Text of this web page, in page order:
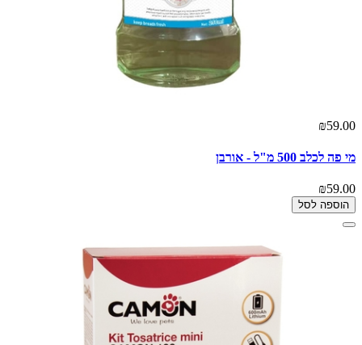
₪59.00
מי פה לכלב 500 מ"ל - אורבן
₪59.00
הוספה לסל